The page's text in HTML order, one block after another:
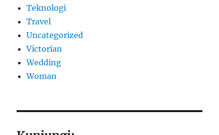
Teknologi
Travel
Uncategorized
Victorian
Wedding
Woman